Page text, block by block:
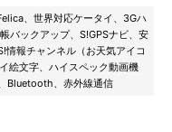
、世界対応ケータイ、3Gハ
バックアップ、S!GPSナビ、安
情報チャンネル（お天気アイコ
絵文字、ハイスペック動画機
Bluetooth、赤外線通信